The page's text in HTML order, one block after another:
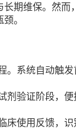
期维保。然而
。
。系统自动触
剂验证阶段，
使用反馈，识